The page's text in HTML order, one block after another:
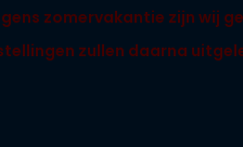
zomervakantie zijn wij
zullen daarna